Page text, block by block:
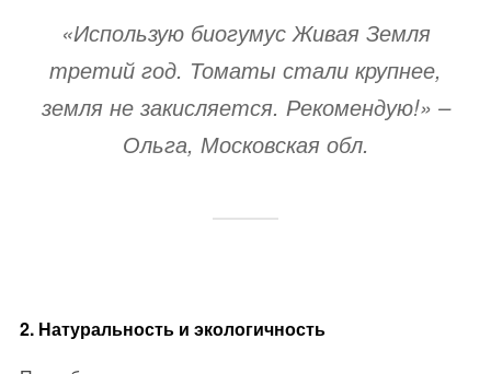
«Использую биогумус Живая Земля
третий год. Томаты стали крупнее,
земля не закисляется. Рекомендую!» –
Ольга, Московская обл.
2. Натуральность и экологичность